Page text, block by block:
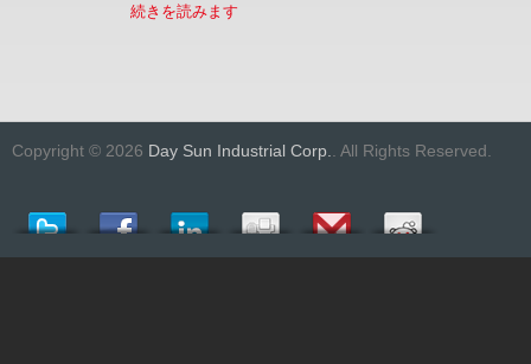
続きを読みます
Copyright © 2026 Day Sun Industrial Corp. . All Rights Reserved.